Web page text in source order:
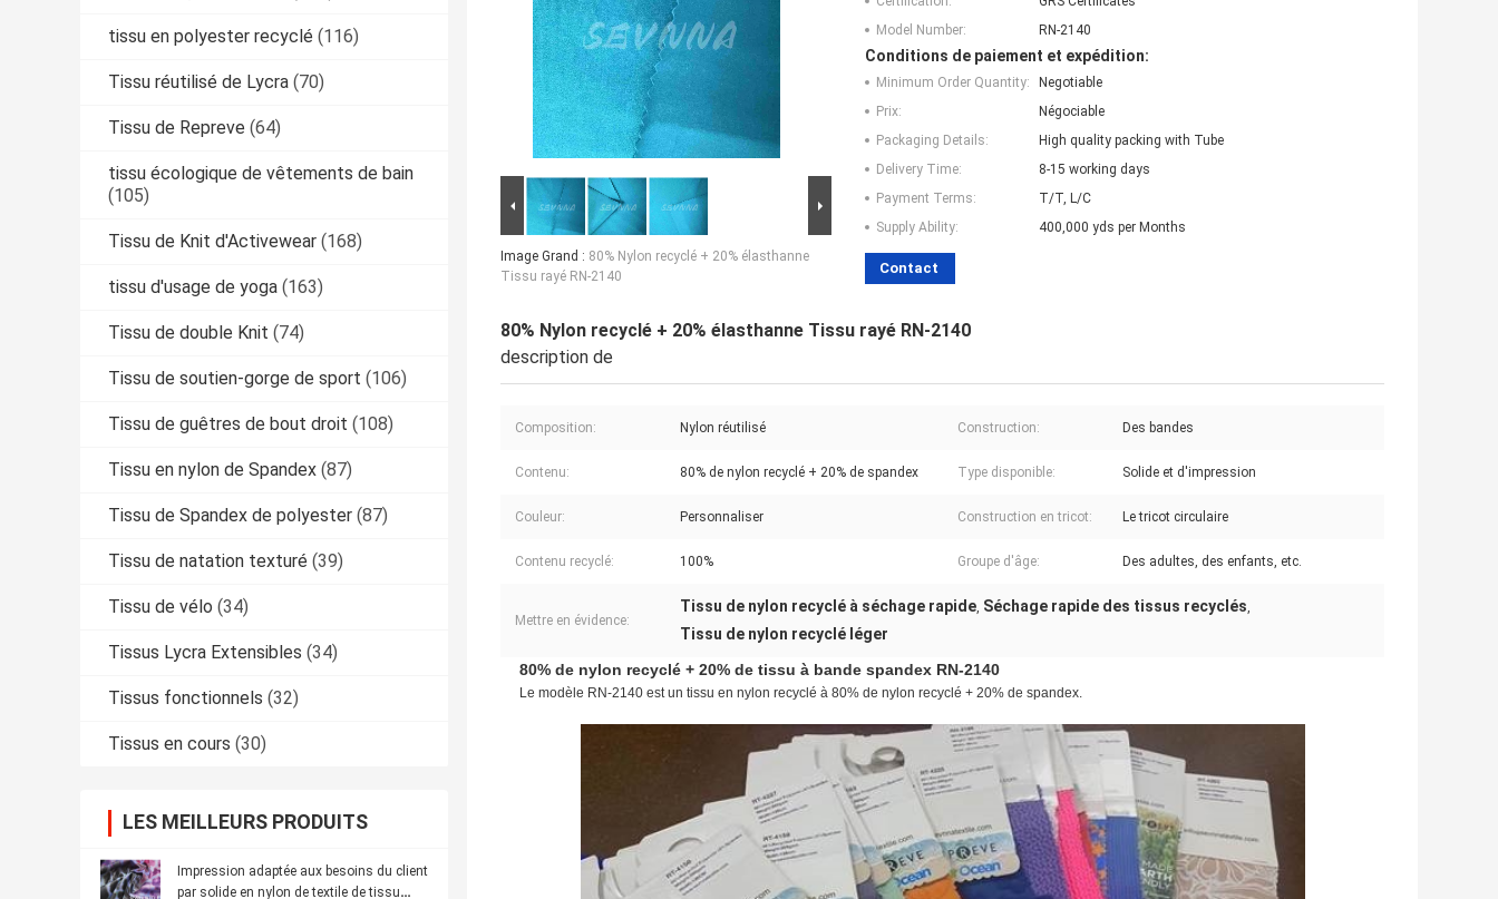
tissu en polyester recyclé (116)
Tissu réutilisé de Lycra (70)
Tissu de Repreve (64)
tissu écologique de vêtements de bain
(105)
Tissu de Knit d'Activewear (168)
tissu d'usage de yoga (163)
Tissu de double Knit (74)
Tissu de soutien-gorge de sport (106)
Tissu de guêtres de bout droit (108)
Tissu en nylon de Spandex (87)
Tissu de Spandex de polyester (87)
Tissu de natation texturé (39)
Tissu de vélo (34)
Tissus Lycra Extensibles (34)
Tissus fonctionnels (32)
Tissus en cours (30)
LES MEILLEURS PRODUITS
Impression adaptée aux besoins du client
par solide en nylon de textile de tissu
Image Grand : 80% Nylon recyclé + 20% élasthanne
Tissu rayé RN-2140
Model Number:
RN-2140
Conditions de paiement et expédition:
Minimum Order Quantity:
Negotiable
Prix:
Négociable
Packaging Details:
High quality packing with Tube
Delivery Time:
8-15 working days
Payment Terms:
T/T, L/C
Supply Ability:
400,000 yds per Months
Contact
80% Nylon recyclé + 20% élasthanne Tissu rayé RN-2140
description de
Composition: Nylon réutilisé Construction: Des bandes
Contenu: 80% de nylon recyclé + 20% de spandex Type disponible: Solide et d'impression
Couleur: Personnaliser Construction en tricot: Le tricot circulaire
Contenu recyclé: 100% Groupe d'âge: Des adultes, des enfants, etc.
Mettre en évidence:
Tissu de nylon recyclé à séchage rapide, Séchage rapide des tissus recyclés,
Tissu de nylon recyclé léger
80% de nylon recyclé + 20% de tissu à bande spandex RN-2140
Le modèle RN-2140 est un tissu en nylon recyclé à 80% de nylon recyclé + 20% de spandex.